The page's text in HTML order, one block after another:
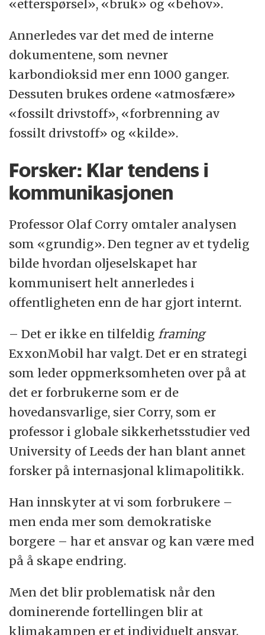
«etterspørsel», «bruk» og «behov».
Annerledes var det med de interne
dokumentene, som nevner
karbondioksid mer enn 1000 ganger.
Dessuten brukes ordene «atmosfære»
«fossilt drivstoff», «forbrenning av
fossilt drivstoff» og «kilde».
Forsker: Klar tendens i
kommunikasjonen
Professor Olaf Corry omtaler analysen
som «grundig». Den tegner av et tydelig
bilde hvordan oljeselskapet har
kommunisert helt annerledes i
offentligheten enn de har gjort internt.
– Det er ikke en tilfeldig framing
ExxonMobil har valgt. Det er en strategi
som leder oppmerksomheten over på at
det er forbrukerne som er de
hovedansvarlige, sier Corry, som er
professor i globale sikkerhetsstudier ved
University of Leeds der han blant annet
forsker på internasjonal klimapolitikk.
Han innskyter at vi som forbrukere –
men enda mer som demokratiske
borgere – har et ansvar og kan være med
på å skape endring.
Men det blir problematisk når den
dominerende fortellingen blir at
klimakampen er et individuelt ansvar.